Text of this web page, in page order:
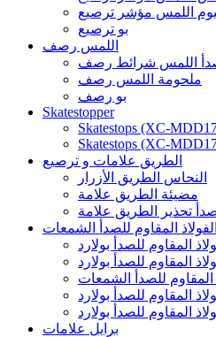
اللمس مؤشر ترصيع
بو ترصيع
اللمس رصف
اللمس شرائط رصف
ملحومة اللمس رصف
بو رصف
Skatestopper
Skatestops (XC-
Skatestops (XC-
الطريق علامات و ترصيع
النحاس الطريق الأزرار
مضيئة الطريق علامة
تحذير الطريق علامة
الفولاذ المقاوم للصدأ الشمعات
المقاوم للصدأ بولارد
المقاوم للصدأ بولارد
المقاوم للصدأ الشمعات
المقاوم للصدأ بولارد
المقاوم للصدأ بولارد
برايل علامات